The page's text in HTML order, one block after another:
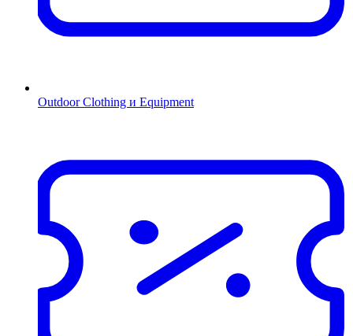
Outdoor Clothing и Equipment